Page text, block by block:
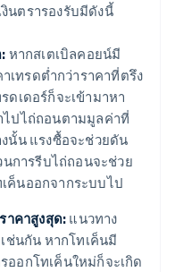
นตรารองรับมีดังนี้
หากสเตเบิลคอยน์มี
เทรดต่ำกว่าราคาที่ตรึง
ดเดอร์ก็จะเข้ามาหา
ปไถ่ถอนตามมูลค่าที่
นั้น แรงซื้อจะช่วยดัน
การรีบไถ่ถอนจะช่วย
ค็นออกจากระบบไป
าคาสูงสุด: แนวทาง
ช่นกัน หากโทเค็นมี
ออกโทเค็นใหม่ก็จะเกิด